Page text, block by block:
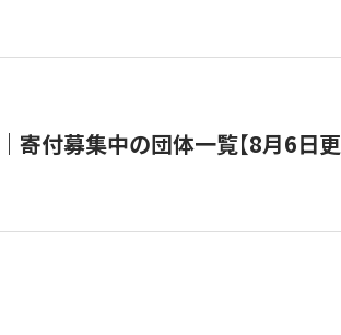
付募集中の団体一覧【8月6日更